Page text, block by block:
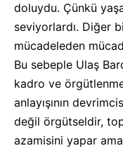
doluydu. Çünkü
seviyorlardı. Diğer
mücadeleden
Bu sebeple Ulaş
kadro ve
anlayışının
değil örgütseldir,
azamisini yapar